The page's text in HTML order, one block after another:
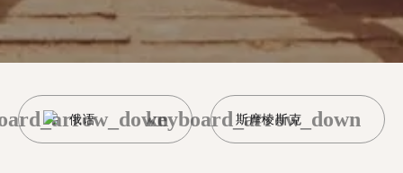
俄语 斯摩棱斯克
keyboard_arrow_down